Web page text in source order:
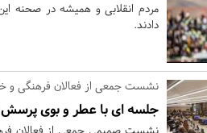
مردم انقلابی و همیشه در صحنه
دادند.
نشست جمعی از فعالان فرهنگی و
جلسه ای با عطر و بوی